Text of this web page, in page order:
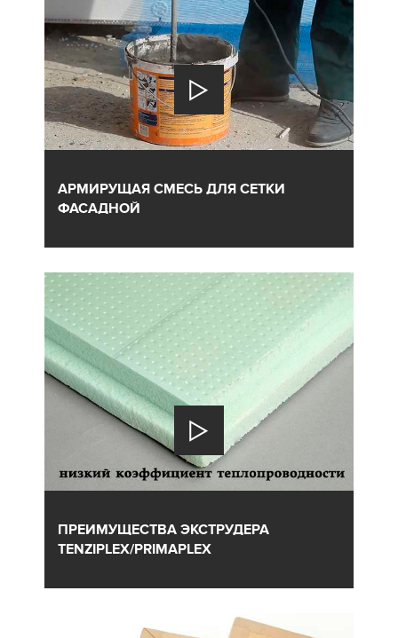
АРМИРУЩАЯ СМЕСЬ ДЛЯ СЕТКИ
ФАСАДНОЙ
ПРЕИМУЩЕСТВА ЭКСТРУДЕРА
TENZIPLEX/PRIMAPLEX